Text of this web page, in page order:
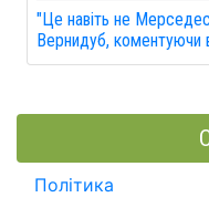
"Це навіть не
Вернидуб, коментуючи
Політика